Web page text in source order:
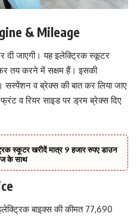
& Mileage
दी जाएगी। यह इलेक्ट्रिक स्कूटर
तय करने में सक्षम हैं। इसकी
व ब्रेक्स की बात कर लिया जाए
व रियर साइड पर ड्रम ब्रेक्स दिए
स्कूटर खरीदें मात्र 9 हजार रुपए डाउन
के साथ
बाइक्स की कीमत 77,690